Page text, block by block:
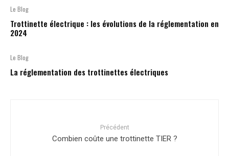
Le Blog
Trottinette électrique : les évolutions de la réglementation en
2024
Le Blog
La réglementation des trottinettes électriques
Précédent
Combien coûte une trottinette TIER ?